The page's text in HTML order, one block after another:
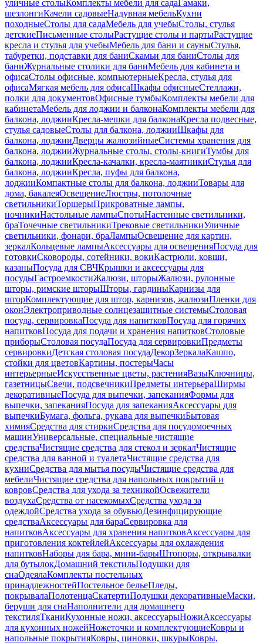
уличные столыКомплекты мебели для садаГамаки,
шезлонгиКачели садовыеНадувная мебельКухни
походныеСтолы для садаМебель для учебыСтолы, стулья
детскиеПисьменные столыРастущие столы и партыРастущие
кресла и стулья для учебыМебель для бани и сауныСтулья,
табуретки, подставки для баниСкамьи для баниСтолы для
баниЖурнальные столики для баниМебель для кабинета и
офисаСтолы офисные, компьютерныеКресла, стулья для
офисаМягкая мебель для офисаШкафы офисныеСтеллажи,
полки для документовОфисные тумбыКомплекты мебели для
кабинетаМебель для лоджии и балконаКомплекты мебели для
балкона, лоджииКресла-мешки для балконаКресла подвесные,
стулья садовыеСтолы для балкона, лоджииШкафы для
балкона, лоджииДверцы жалюзийныеСистемы хранения для
балкона, лоджииЖурнальные столы, столы-книгиТумбы для
балкона, лоджииКресла-качалки, кресла-маятникиСтулья для
балкона, лоджииКресла, пуфы для балкона,
лоджииКомпактные столы для балкона, лоджииТовары для
дома, бакалеяОсвещениеЛюстры, потолочные
светильникиТоршерыПрикроватные лампы,
ночникиНастольные лампыСпотыНастенные светильники,
браТочечные светильникиТрековые светильникиУличные
светильники, фонари, браЛампыОсвещение для картин,
зеркалКольцевые лампыАксессуары для освещенияПосуда для
готовкиСковороды, сотейники, вокиКастрюли, ковши,
казаныПосуда для СВЧКрышки и аксессуары для
посудыГастроемкостиЖалюзи, шторыЖалюзи, рулонные
шторы, римские шторыШторы, гардиныКарнизы для
шторКомплектующие для штор, карнизов, жалюзиПленки для
оконЭлектроприводные солнцезащитные системыСтоловая
посуда, сервировкаПосуда для напитковПосуда для горячих
напитковПосуда для подачи и хранения напитковСтоловые
приборыСтоловая посудаПосуда для сервировкиПредметы
сервировкиДетская столовая посудаДекорЗеркалаКашпо,
стойки для цветовКартины, постерыЧасы
интерьерныеИскусственные цветы, растенияВазыКлючницы,
газетницыСвечи, подсвечникиПредметы интерьераШирмы
декоративныеПосуда для выпечки, запеканияФормы для
выпечки, запеканияПосуда для запеканияАксессуары для
выпечкиБумага, фольга, рукава для выпечкиБытовая
химияСредства для стиркиСредства для посудомоечных
машинУниверсальные, специальные чистящие
средстваЧистящие средства для стекол и зеркалЧистящие
средства для ванной и туалетаЧистящие средства для
кухниСредства для мытья посудыЧистящие средства для
мебелиЧистящие средства для напольных покрытий и
ковровСредства для ухода за техникойОсвежители
воздухаСредства от насекомыхСредства ухода за
одеждойСредства ухода за обувьюДезинфицирующие
средстваАксессуары для бараСервировка для
напитковАксессуары для хранения напитковАксессуары для
приготовления коктейлейАксессуары для охлаждения
напитковНаборы для бара, мини-барыШтопоры, открывалки
для бутылокДомашний текстильПодушки для
снаОдеялаКомплекты постельных
принадлежностейПостельное бельеПледы,
покрывалаПолотенцаСкатертиПодушки декоративныеМаски,
беруши для снаНаполнители для домашнего
текстиляТканиКухонные ножи, аксессуарыНожиАксессуары
для кухонных ножейНожеточки и комплектующиеКовры и
напольные покрытияКовры, циновки, шкурыКовры,